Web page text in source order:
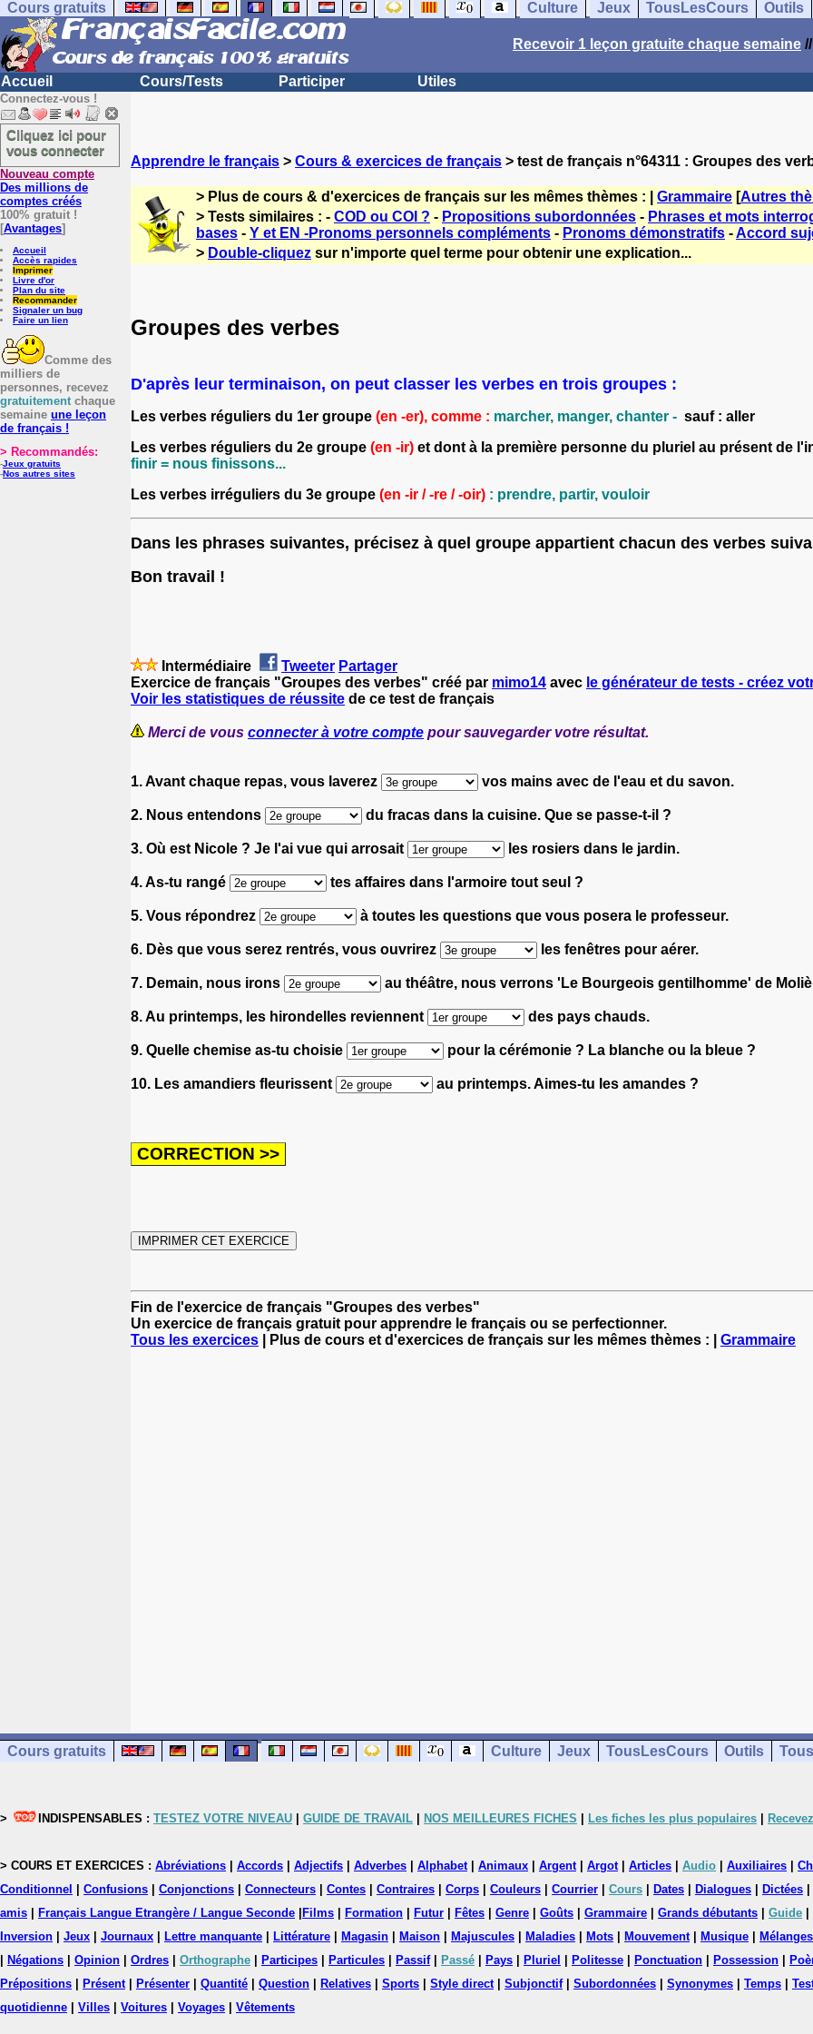
Cours gratuits Culture Jeux TousLesCours Outils
Recevoir 1 leçon gratuite chaque semaine
Accueil Cours/Tests Participer Utiles
Connectez-vous !
Cliquez ici pour
vous connecter
Nouveau compte
Des millions de
comptes créés
100% gratuit !
[Avantages]
Accueil
Accès rapides
Imprimer
Livre d'or
Plan du site
Recommander
Signaler un bug
Faire un lien
Comme des
milliers de
personnes, recevez
gratuitementchaque
semaine une leçon
de français !
> Recommandés:
-Jeux gratuits
-Nos autres sites
Apprendre le français > Cours & exercices de français > test de français n°64311 : Groupes des
> Plus de cours & d'exercices de français sur les mêmes thèmes : | Grammaire [Autres
> Tests similaires : - COD ou COI ? - Propositions subordonnées - Phrases et mots
bases - Y et EN -Pronoms personnels compléments - Pronoms démonstratifs -Accord
> Double-cliquez sur n'importe quel terme pour obtenir une explication...
Groupes des verbes
D'après leur terminaison, on peut classer les verbes en trois groupes :
Les verbes réguliers du 1er groupe (en -er), comme : marcher, manger, chanter - sauf : aller
Les verbes réguliers du 2e groupe (en -ir) et dont à la première personne du pluriel au présent de
finir = nous finissons...
Les verbes irréguliers du 3e groupe (en -ir / -re / -oir) : prendre, partir, vouloir
Dans les phrases suivantes, précisez à quel groupe appartient chacun des verbes
Bon travail !
Intermédiaire Tweeter Partager
Exercice de français "Groupes des verbes" créé par mimo14 avec le générateur de tests - créez
Voir les statistiques de réussite de ce test de français
Merci de vous connecter à votre compte pour sauvegarder votre résultat.
1. Avant chaque repas, vous laverez vos mains avec de l'eau et du savon.
2. Nous entendons du fracas dans la cuisine. Que se passe-t-il ?
3. Où est Nicole ? Je l'ai vue qui arrosait les rosiers dans le jardin.
4. As-tu rangé tes affaires dans l'armoire tout seul ?
5. Vous répondrez à toutes les questions que vous posera le professeur.
6. Dès que vous serez rentrés, vous ouvrirez les fenêtres pour aérer.
7. Demain, nous irons au théâtre, nous verrons 'Le Bourgeois gentilhomme' de
8. Au printemps, les hirondelles reviennent des pays chauds.
9. Quelle chemise as-tu choisie pour la cérémonie ? La blanche ou la bleue ?
10. Les amandiers fleurissent au printemps. Aimes-tu les amandes ?
Fin de l'exercice de français "Groupes des verbes"
Un exercice de français gratuit pour apprendre le français ou se perfectionner.
Tous les exercices | Plus de cours et d'exercices de français sur les mêmes thèmes : | Grammaire
Cours gratuits Culture Jeux TousLesCours Outils
> INDISPENSABLES : TESTEZ VOTRE NIVEAU GUIDE DE TRAVAIL NOS MEILLEURES FICHES Les fiches les plus populaires
> COURS ET EXERCICES : Abréviations Accords Adjectifs Adverbes Alphabet| Animaux Argent| Argot| Articles Audio Auxiliaires
Conditionnel
Confusions Conjonctions Connecteurs Contes Contraires Corps Couleurs Courrier Cours Dates Dialogues Dictées
amis
Français Langue Etrangère / Langue Seconde Films Formation Futur Fêtes Genre Goûts Grammaire Grands débutants Guide
Inversion
Jeux Journaux Lettre manquante Littérature Magasin Maison Majuscules Maladies Mots Mouvement| Musique
Mélanges
Négations Opinion Ordres Orthographe Participes Particules Passif| Passé Pays Pluriel Politesse Ponctuation Possession
Prépositions
Présent| Présenter Quantité Question Relatives Sports Style direct| Subjonctif| Subordonnées Synonymes Temps
quotidienne
Villes Voitures Voyages Vêtements